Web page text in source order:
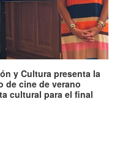
y Cultura presenta la
de cine de verano
cultural para el final